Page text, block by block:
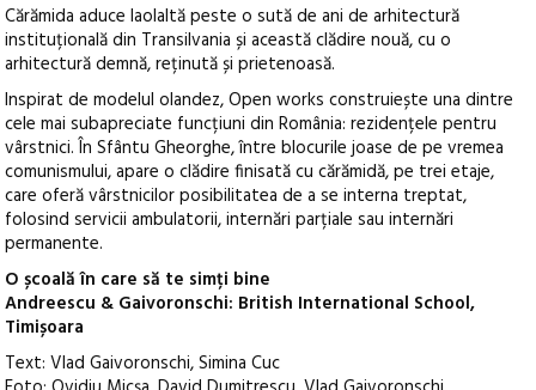
Cărămida aduce laolaltă peste o sută de ani de arhitectură
instituțională din Transilvania și această clădire nouă, cu o
arhitectură demnă, reținută și prietenoasă.
Inspirat de modelul olandez, Open works construiește una dintre
cele mai subapreciate funcțiuni din România: rezidențele pentru
vârstnici. În Sfântu Gheorghe, între blocurile joase de pe vremea
comunismului, apare o clădire finisată cu cărămidă, pe trei etaje,
care oferă vârstnicilor posibilitatea de a se interna treptat,
folosind servicii ambulatorii, internări parțiale sau internări
permanente.
O școală în care să te simți bine
Andreescu & Gaivoronschi: British International School,
Timișoara
Text: Vlad Gaivoronschi, Simina Cuc